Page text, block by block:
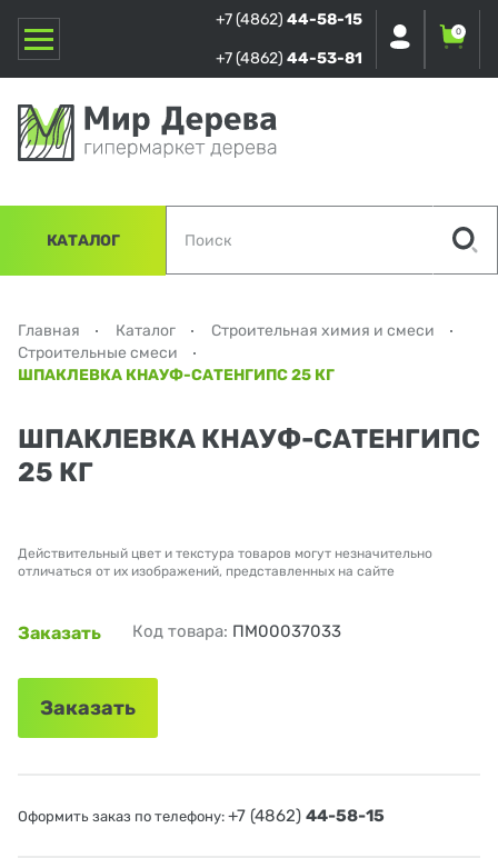
+7 (4862) 44-58-15
+7 (4862) 44-53-81
0
КАТАЛОГ
Главная Каталог
Строительная химия и смеси
Строительные смеси
ШПАКЛЕВКА КНАУФ-САТЕНГИПС 25 КГ
ШПАКЛЕВКА КНАУФ-САТЕНГИПС
25 КГ
Действительный цвет и текстура товаров могут незначительно
отличаться от их изображений, представленных на сайте
Заказать Код товара: ПМ00037033
Заказать
Оформить заказ по телефону: +7 (4862) 44-58-15